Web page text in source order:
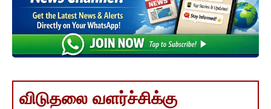
விடுதலை வளர்ச்சிக்கு